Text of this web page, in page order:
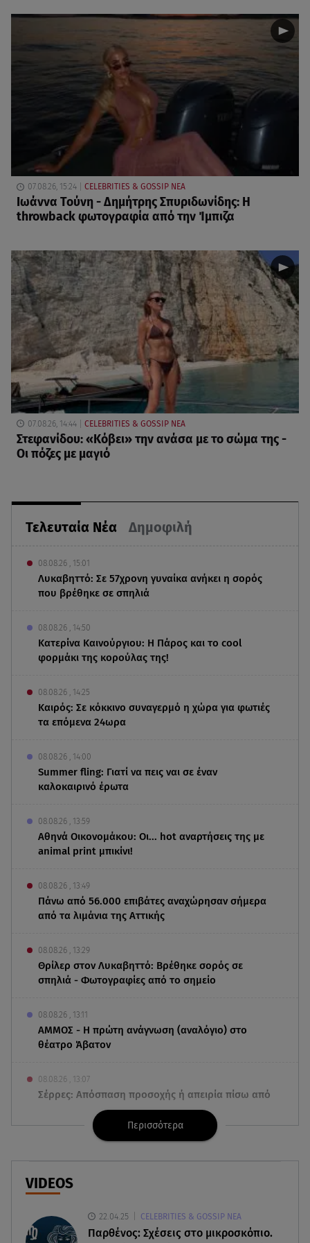
Τελευταία Νέα Δημοφιλή
08.08.26 , 15:01
Λυκαβηττό: Σε 57χρονη γυναίκα ανήκει η σορός
που βρέθηκε σε σπηλιά
08.08.26 , 14:50
Κατερίνα Καινούργιου: Η Πάρος και το cool
φορμάκι της κορούλας της!
08.08.26 , 14:25
Καιρός: Σε κόκκινο συναγερμό η χώρα για φωτιές
τα επόμενα 24ωρα
08.08.26 , 14:00
Summer fling: Γιατί να πεις ναι σε έναν
καλοκαιρινό έρωτα
08.08.26 , 13:59
Αθηνά Οικονομάκου: Οι... hot αναρτήσεις της με
animal print μπικίνι!
08.08.26 , 13:49
Πάνω από 56.000 επιβάτες αναχώρησαν σήμερα
από τα λιμάνια της Αττικής
08.08.26 , 13:29
Θρίλερ στον Λυκαβηττό: Βρέθηκε σορός σε
σπηλιά - Φωτογραφίες από το σημείο
08.08.26 , 13:11
ΑΜΜΟΣ - Η πρώτη ανάγνωση (αναλόγιο) στο
θέατρο Άβατον
08.08.26 , 13:07
Σέρρες: Απόσπαση προσοχής ή απειρία πίσω από
το φονικό τροχαίο
MG Motor Greece: «Απογειώνεται» στο Athens
Κρήτη: Η Αστυνομία διαψεύδει την απόπειρα
ασέλγειας σε ανήλικη
Περισσότερα
VIDEOS
22.04.25 CELEBRITIES & GOSSIP ΝΕΑ
Παρθένος: Σχέσεις στο μικροσκόπιο.
07.08.26, 15:24 CELEBRITIES & GOSSIP ΝΕΑ
Ιωάννα Τούνη - Δημήτρης Σπυριδωνίδης: Η
throwback φωτογραφία από την Ίμπιζα
07.08.26, 14:44 CELEBRITIES & GOSSIP ΝΕΑ
Στεφανίδου: «Κόβει» την ανάσα με το σώμα της -
Οι πόζες με μαγιό